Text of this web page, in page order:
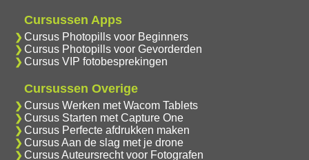
Cursussen Apps
Cursus Photopills voor Beginners
Cursus Photopills voor Gevorderden
Cursus VIP fotobesprekingen
Cursussen Overige
Cursus Werken met Wacom Tablets
Cursus Starten met Capture One
Cursus Perfecte afdrukken maken
Cursus Aan de slag met je drone
Cursus Auteursrecht voor Fotografen